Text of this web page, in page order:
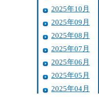
2025年10月
2025年09月
2025年08月
2025年07月
2025年06月
2025年05月
2025年04月